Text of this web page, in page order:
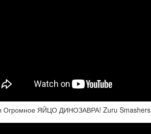
Огромное ЯЙЦО ДИНОЗАВРА! Zuru Smashers